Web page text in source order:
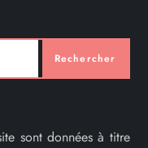
Rechercher
sont données à titre